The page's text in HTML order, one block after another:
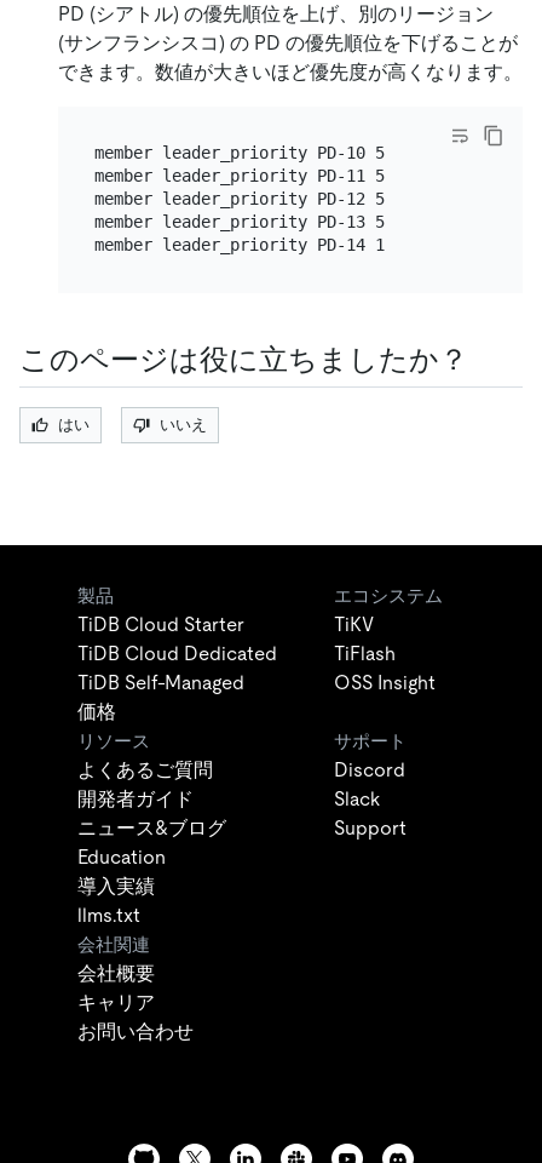
PD (シアトル) の優先順位を上げ、別のリージョン
(サンフランシスコ) の PD の優先順位を下げることが
できます。数値が大きいほど優先度が高くなります。
member leader_priority PD-10 5
member leader_priority PD-11 5
member leader_priority PD-12 5
member leader_priority PD-13 5
member leader_priority PD-14 1
このページは役に立ちましたか？
はい いいえ
製品
TiDB Cloud Starter
TiDB Cloud Dedicated
TiDB Self-Managed
価格
エコシステム
TiKV
TiFlash
OSS Insight
リソース
よくあるご質問
開発者ガイド
ニュース&ブログ
Education
導入実績
llms.txt
サポート
Discord
Slack
Support
会社関連
会社概要
キャリア
お問い合わせ